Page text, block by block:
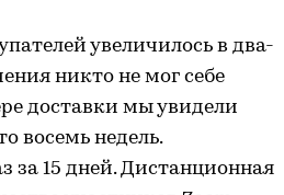
увеличилось в два-
никто не мог себе
доставки мы увидели
восемь недель.
за 15 дней. Дистанционная